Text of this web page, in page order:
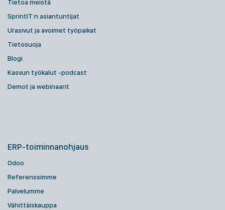
Tietoa meistä
SprintIT:n asiantuntijat
Urasivut ja avoimet työpaikat
Tietosuoja
Blogi
Kasvun työkalut -podcast
Demot ja webinaarit
ERP-toiminnanohjaus
Odoo
Referenssimme
Palvelumme
Vähittäiskauppa